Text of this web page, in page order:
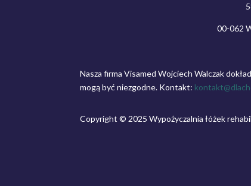
00-062
Nasza firma Visamed Wojciech Walczak
mogą być niezgodne. Kontakt:
Copyright © 2025 Wypożyczalnia łóżek